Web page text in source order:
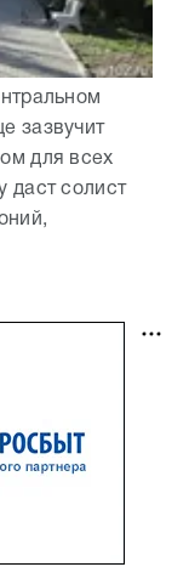
зазвучит
для всех
даст солист